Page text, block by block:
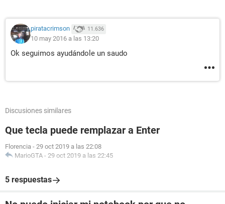
piratacrimson 11.636
10 may 2016 a las 13:20
Ok seguimos ayudándole un saudo
Discusiones similares
Que tecla puede remplazar a Enter
Florencia - 29 oct 2019 a las 22:08
MarioGTA - 29 oct 2019 a las 22:45
5 respuestas